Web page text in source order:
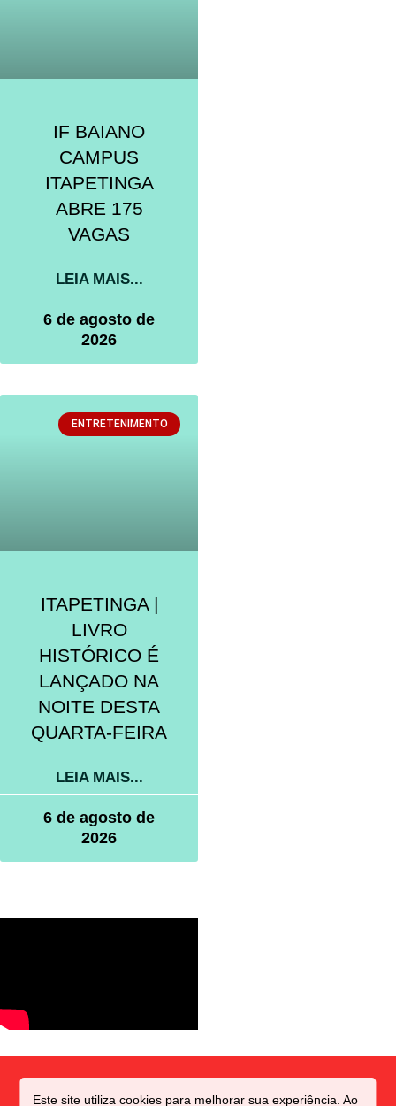
Este site utiliza cookies para melhorar sua experiência. Ao
IF BAIANO
CAMPUS
ITAPETINGA
ABRE 175
VAGAS
LEIA MAIS...
6 de agosto de
2026
ENTRETENIMENTO
ITAPETINGA |
LIVRO
HISTÓRICO É
LANÇADO NA
NOITE DESTA
QUARTA-FEIRA
LEIA MAIS...
6 de agosto de
2026